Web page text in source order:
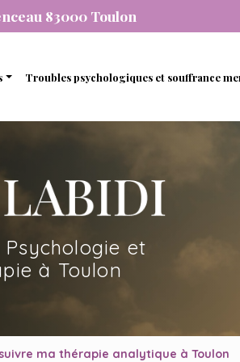
83000 Toulon
ligne avec une psychopraticienne
Troubles psychologiques et souffrance
Dépendance
et
à Toulon
ma thérapie analytique à Toulon